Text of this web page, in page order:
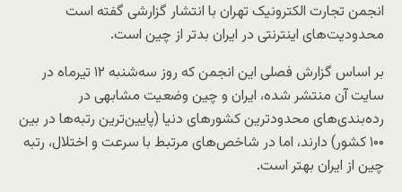
انجمن تجارت الکترونیک تهران با انتشار گزارشی گفته است
محدودیت‌های اینترنتی در ایران بدتر از چین است.
بر اساس گزارش فصلی این انجمن که روز سه‌شنبه ۱۲ تیرماه در
سایت آن منتشر شده، ایران و چین وضعیت مشابهی در
رده‌بندی‌های محدودترین کشورهای دنیا (پایین‌ترین رتبه‌ها در بین
۱۰۰ کشور) دارند، اما در شاخص‌های مرتبط با سرعت و اختلال، رتبه
چین از ایران بهتر است.